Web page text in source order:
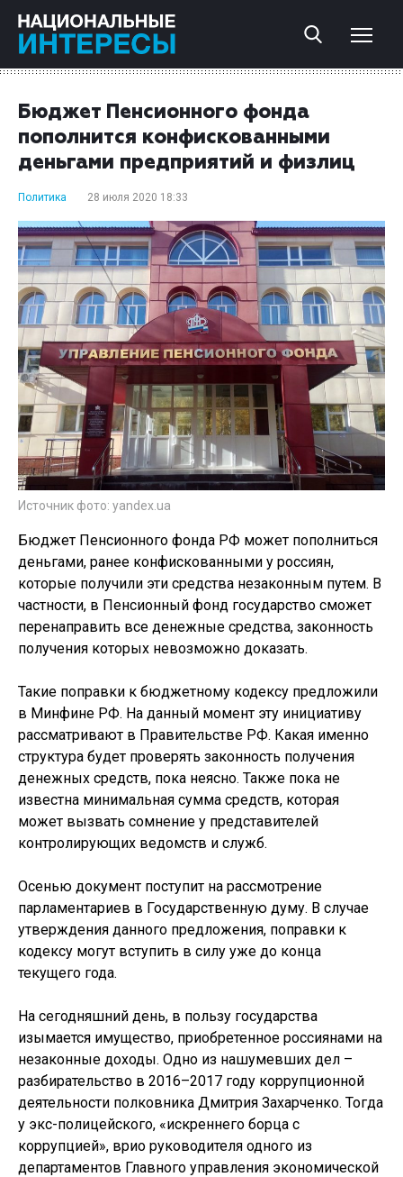
Бюджет Пенсионного фонда
пополнится конфискованными
деньгами предприятий и физлиц
Политика 28 июля 2020 18:33
Источник фото: yandex.ua
Бюджет Пенсионного фонда РФ может пополниться
деньгами, ранее конфискованными у россиян,
которые получили эти средства незаконным путем. В
частности, в Пенсионный фонд государство сможет
перенаправить все денежные средства, законность
получения которых невозможно доказать.
Такие поправки к бюджетному кодексу предложили
в Минфине РФ. На данный момент эту инициативу
рассматривают в Правительстве РФ. Какая именно
структура будет проверять законность получения
денежных средств, пока неясно. Также пока не
известна минимальная сумма средств, которая
может вызвать сомнение у представителей
контролирующих ведомств и служб.
Осенью документ поступит на рассмотрение
парламентариев в Государственную думу. В случае
утверждения данного предложения, поправки к
кодексу могут вступить в силу уже до конца
текущего года.
На сегодняшний день, в пользу государства
изымается имущество, приобретенное россиянами на
незаконные доходы. Одно из нашумевших дел –
разбирательство в 2016–2017 году коррупционной
деятельности полковника Дмитрия Захарченко. Тогда
у экс-полицейского, «искреннего борца с
коррупцией», врио руководителя одного из
департаментов Главного управления экономической